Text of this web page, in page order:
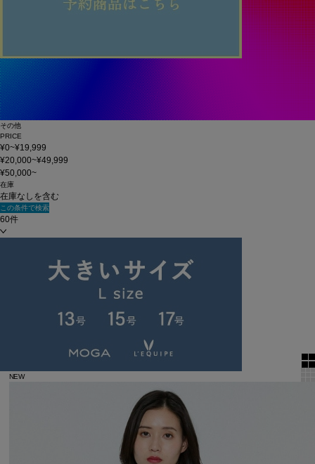
その他
PRICE
¥0~¥19,999
¥20,000~¥49,999
¥50,000~
在庫
在庫なしを含む
この条件で検索
60件
NEW